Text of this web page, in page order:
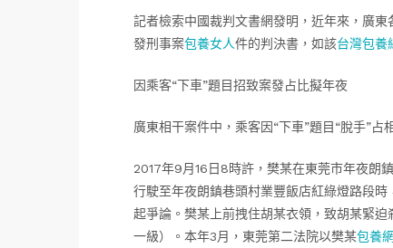
記者檢索中國裁判文書網發明，近年來，廣
發刑事案包養女人件的判決書，如該台灣包養
因乘客“下車”題目招致案發占比擬年夜
廣東相干案件中，乘客因“下車”題目“脫手”占
2017年9月16日8時許，樊某在東莞市年夜朗
行駛至年夜朗鎮巷頭村業豐飯店紅綠燈路段
起爭論。樊某上前拽住胡某衣領，致胡某緊
一級）。本年3月，東莞第二法院以樊某包養